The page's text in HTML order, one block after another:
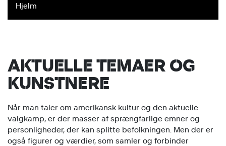
Hjelm
AKTUELLE TEMAER OG
KUNSTNERE
Når man taler om amerikansk kultur og den aktuelle
valgkamp, er der masser af sprængfarlige emner og
personligheder, der kan splitte befolkningen. Men der er
også figurer og værdier, som samler og forbinder